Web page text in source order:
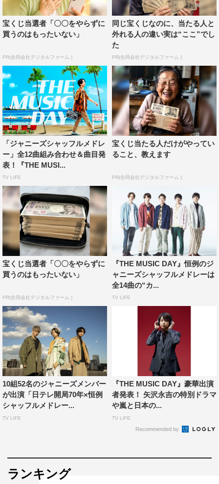
総勢10組のジャニーズグループが、グループの垣根を超え
てシャッフルし、メドレーを披露する夢企画“ジャニーズ
シャッフルメドレー”。今年の「カラオケNo.1メドレー」
の全曲目と組み合わせが発表された。
●ジャニーズシャッフルメドレーPart1
嵐「Love so sweet」…村上信五、伊野尾慧、北山宏光、
重岡大毅、平野紫耀
ジャニーズWEST「ええじゃないか」…岡田准一、小山慶
一郎、八乙女光、千賀健永、マリウス葉
Hey! Say! JUMP「ウィークエンダー」…加藤シゲアキ、
丸山隆平、中島健人、桐山照史、岸優太
Sexy Zone「Sexy Zone」…三宅健、大倉忠義、中島裕
翔、宮田俊哉、神山智洋
近藤真彦「ギンギラギンにさりげなく」…井ノ原快彦、横
山裕、薮宏太、藤ヶ谷太輔、佐藤勝利
KAT-TUN「Real Face」…森田剛、櫻井翔、永瀬廉
TOKIO「宙船」…Part1 出演者全員
●ジャニーズシャッフルメドレーPart2
関ジャニ∞「ズッコケ男道」…長野博、中丸雄一、山田涼
KinKi Kids「愛のかたまり」…坂本昌行、大野智
V6「Darling」…相葉雅紀、安田章大、髙木雄也、藤井流
星、髙橋海人
Kis-My-Ft2「Everybody Go」…亀梨和也、有岡大貴、小瀧
望、神宮寺勇太
King & Prince「シンデレラガール」…松本潤、知念侑李、
玉森裕太、菊池風磨
NEWS「チャンカパーナ」…二宮和也、上田竜也、二階堂
高嗣、中間淳太
SMAP「世界に一つだけの花」…Part2 出演者全員
『THE MUSIC DAY』
日本テレビ系
宝くじ当選者「〇〇をやらずに
買うのはもったいない」
PR(合同会社デジタルファーム )
同じ宝くじなのに、当たる人と
外れる人の違い実は“ここ”でし
た
PR(合同会社デジタルファーム )
「ジャニーズシャッフルメドレ
ー」全12曲組み合わせ＆曲目発
表！『THE MUSI...
TV LIFE
宝くじ当たる人だけがやってい
ること、教えます
PR(合同会社デジタルファーム )
宝くじ当選者「〇〇をやらずに
買うのはもったいない」
PR(合同会社デジタルファーム )
『THE MUSIC DAY』恒例のジ
ャニーズシャッフルメドレーは
全14曲の“カ...
TV LIFE
10組52名のジャニーズメンバー
が出演「日テレ開局70年×恒例
シャッフルメドレー...
TV LIFE
『THE MUSIC DAY』豪華出演
者発表！ 矢沢永吉の特別ドラマ
や嵐と日本の...
TV LIFE
Recommended by
ランキング